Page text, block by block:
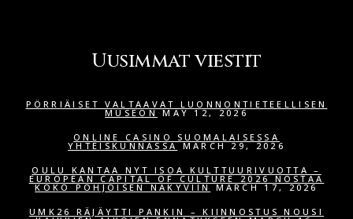
Uusimmat viestit
PÖRRIÄISET VALTAAVAT LUONNONTIETEELLISEN
MUSEON MAY 12, 2026
ONLINE CASINO SUOMALAISESSA
YHTEISKUNNASSA MARCH 29, 2026
OULU KANTAA NYT ISOA KULTTUURIVUOTTA –
EUROPEAN CAPITAL OF CULTURE 2026 NOSTAA
KOKO POHJOISEN NÄKYVIIN MARCH 17, 2026
UMK26 RÄJÄYTTI PANKIN – KIINNOSTUS NOUSI